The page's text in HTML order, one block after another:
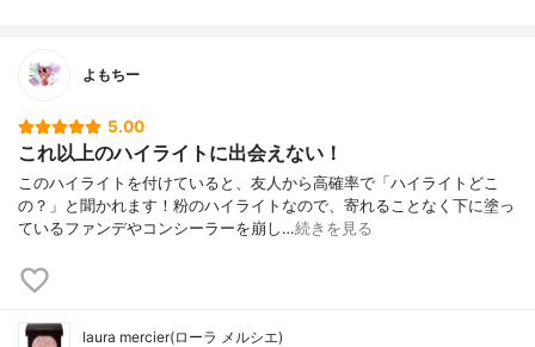
よもちー
5.00
これ以上のハイライトに出会えない！
このハイライトを付けていると、友人から高確率で「ハイライトどこ
の？」と聞かれます！粉のハイライトなので、寄れることなく下に塗っ
ているファンデやコンシーラーを崩し…続きを見る
laura mercier(ローラ メルシエ)